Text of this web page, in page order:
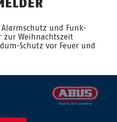
und Funk-
zur Weihnachtszeit
Schutz vor Feuer und